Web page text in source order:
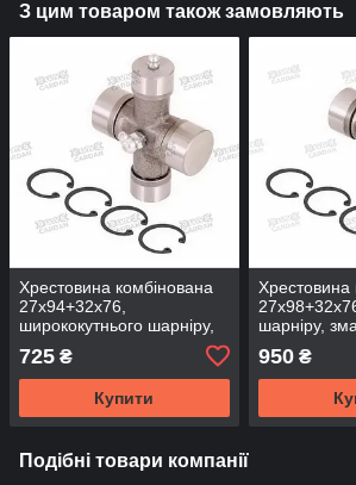
З цим товаром також замовляють
Хрестовина комбінована
27x94+32x76,
ширококутнього шарніру,
UJ2732-1S (DSP)
725 ₴
Купити
Хрестовина
шарніру,
UJ2732A-1S
950₴
Подібні товари компанії